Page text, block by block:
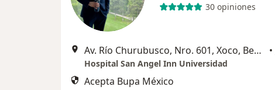
30 opiniones
Av. Río Churubusco, Nro. 601, Xoco, Benito Juárez, C.P. 03330, CDMX., Benito Juárez •
Hospital San Angel Inn Universidad
Acepta Bupa México